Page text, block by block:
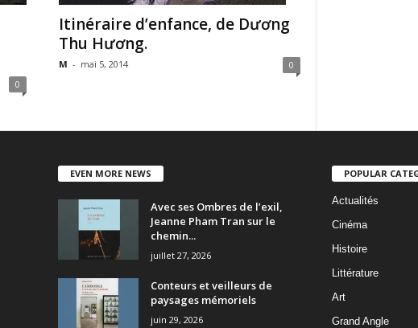
0
Itinéraire d’enfance, de Dương
Thu Hương.
M - mai 5, 2014 0
EVEN MORE NEWS
Avec ses Ombres de l’exil,
Jeanne Pham Tran sur le
chemin...
juillet 27, 2026
Conteurs et veilleurs de
paysages mémoriels
juin 29, 2026
POPULAR
Actualités
Cinéma
Histoire
Littérature
Art
Grand Angle